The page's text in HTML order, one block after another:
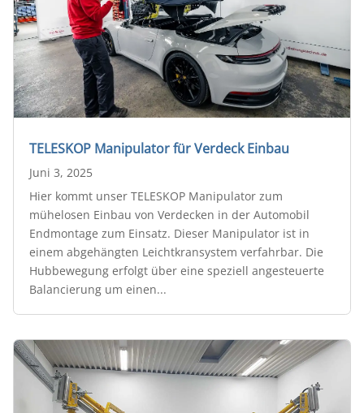
TELESKOP Manipulator für Verdeck Einbau
Juni 3, 2025
Hier kommt unser TELESKOP Manipulator zum
mühelosen Einbau von Verdecken in der Automobil
Endmontage zum Einsatz. Dieser Manipulator ist in
einem abgehängten Leichtkransystem verfahrbar. Die
Hubbewegung erfolgt über eine speziell angesteuerte
Balancierung um einen...